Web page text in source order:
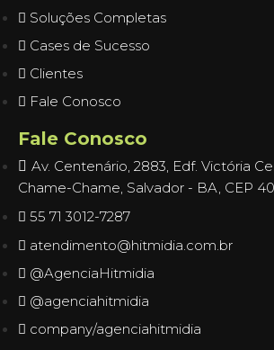
Soluções Completas
Cases de Sucesso
Clientes
Fale Conosco
Fale Conosco
Av. Centenário, 2883, Edf. Victória
Chame-Chame, Salvador - BA, CEP
55 71 3012-7287
atendimento@hitmidia.com.br
@AgenciaHitmidia
@agenciahitmidia
company/agenciahitmidia